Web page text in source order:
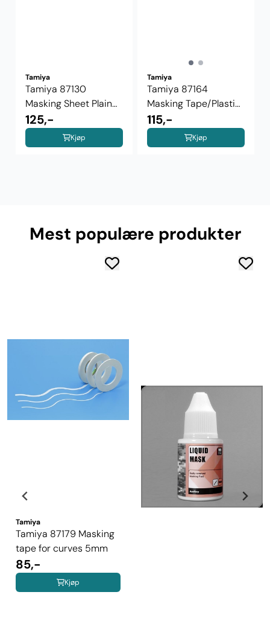
Tamiya
Tamiya 87130
Masking Sheet Plain
(5pcs)
125,-
Kjøp
Tamiya
Tamiya 87164
Masking Tape/Plastic
Sheeting - ...
115,-
Kjøp
Mest populære produkter
Tamiya
Tamiya 87179 Masking
tape for curves 5mm
85,-
Kjøp